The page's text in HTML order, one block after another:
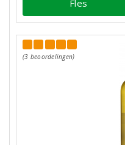
Fles
(3 beoordelingen)